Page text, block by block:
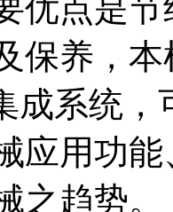
优点是
保养，
成系统
应用功
之趋势。